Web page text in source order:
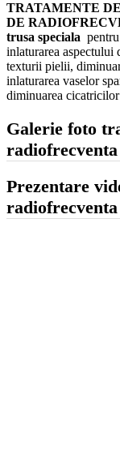
TRATAMENTE
DE
trusa speciala
inlaturarea aspectului
texturii pielii,
inlaturarea vaselor
diminuarea
Galerie foto
radiofrecventa
Prezentare
radiofrecventa